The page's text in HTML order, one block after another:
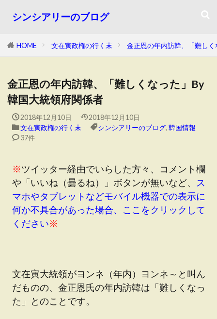
シンシアリーのブログ
HOME 文在寅政権の行く末 金正恩の年内訪韓、「難し
金正恩の年内訪韓、「難しくなった」By
韓国大統領府関係者
2018年12月10日
2018年12月10日
文在寅政権の行く末
シンシアリーのブログ, 韓国情報
37件
※ツイッター経由でいらした方々、コメント欄
や「いいね（曇るね）」ボタンが無いなど、
ス
マホやタブレットなどモバイル機器での表示に
何か不具合があった場合、ここをクリックして
ください※
文在寅大統領がヨンネ（年内）ヨンネ～と叫ん
だものの、金正恩氏の年内訪韓は「難しくなっ
た」とのことです。